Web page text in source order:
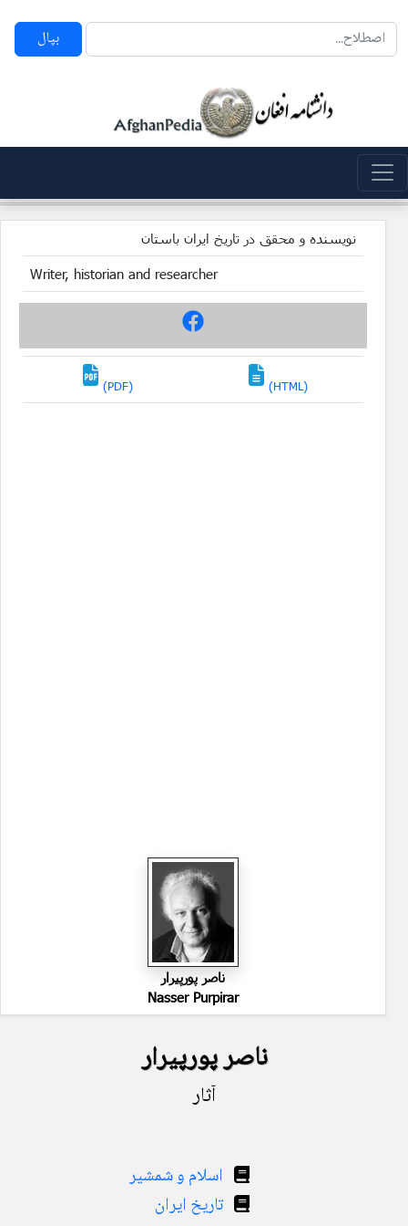
بپال
نویسنده و محقق در تاریخ ایران باستان
Writer, historian and researcher
(PDF) (HTML)
ناصر پورپیرار
Nasser Purpirar
ناصر پورپیرار
آثار
اسلام و شمشیر
تاریخ ایران